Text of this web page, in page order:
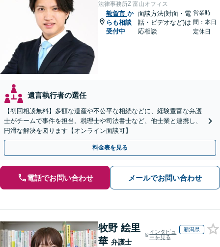
法律事務所Z 富山オフィス
敦賀市 か
らも相談
受付中
面談方法(対面・電
話・ビデオなど)は
応相談
営業時
間：本日
定休日
遺言執行者の選任
【初回相談無料】多額な遺産や不公平な相続などに、経験豊富な弁護
士がチームで事件を担当。税理士や司法書士など、他士業と連携し、
円滑な解決を図ります【オンライン面談可】
料金表を見る
電話でお問い合わせ メールでお問い合わせ
牧野 絵里
華 弁護士
インタビュ
ーを見る
新潟県